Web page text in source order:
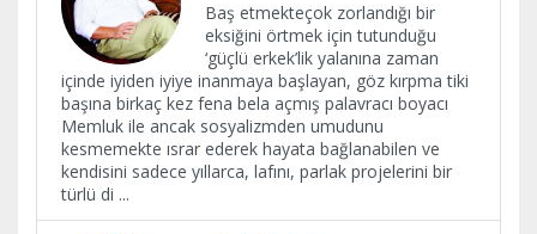
Baş etmekteçok zorlandığı bir
eksiğini örtmek için tutunduğu
‘güçlü erkek’lik yalanına zaman
içinde iyiden iyiye inanmaya başlayan, göz kırpma tiki
başına birkaç kez fena bela açmış palavracı boyacı
Memluk ile ancak sosyalizmden umudunu
kesmemekte ısrar ederek hayata bağlanabilen ve
kendisini sadece yıllarca, lafını, parlak projelerini bir
türlü di ...